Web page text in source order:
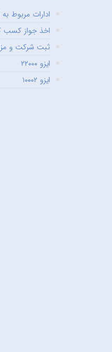
ادارات مربوط
اخذ جواز کسب
ثبت شرکت و
ایزو ۲۲۰۰۰
ایزو ۱۰۰۰۲